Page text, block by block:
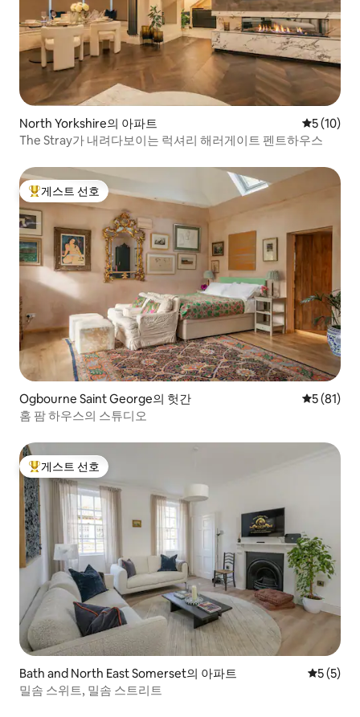
North Yorkshire의 아파트 평점 5점
5 (10)
The Stray가 내려다보이는 럭셔리 해러게이트 펜트하우스
상위 게스트 선호
게스트 선호
Ogbourne Saint George의 헛간 평점 5점
5 (81)
홈 팜 하우스의 스튜디오
상위 게스트 선호
게스트 선호
Bath and North East Somerset의 아파트 평점 5점
5 (5)
밀솜 스위트, 밀솜 스트리트